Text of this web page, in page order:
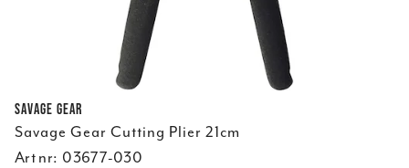
Savage Gear
Savage Gear Cutting Plier 21cm
Art nr: 03677-030